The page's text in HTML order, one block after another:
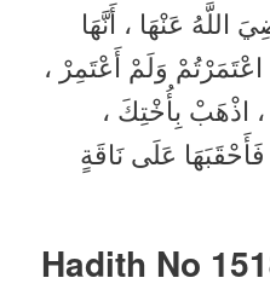
عَنْهَا ، أَنَّهَا
وَلَمْ أَعْتَمِرْ ،
اذْهَبْ بِأُخْتِكَ ،
عَلَى نَاقَةٍ
Hadith No